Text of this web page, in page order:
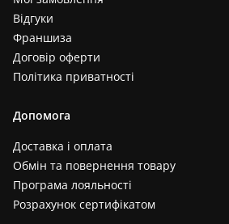
Відгуки
Франшиза
Договір оферти
Політика приватності
Допомога
Доставка і оплата
Обмін та повернення товару
Програма лояльності
Розрахунок сертифікатом